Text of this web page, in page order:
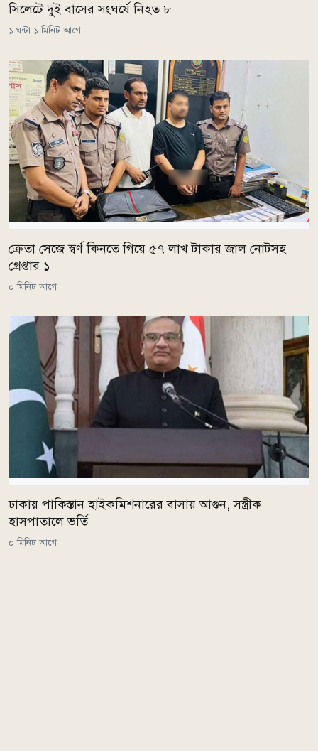
সিলেটে দুই বাসের সংঘর্ষে নিহত ৮
১ ঘন্টা ১ মিনিট আগে
ক্রেতা সেজে স্বর্ণ কিনতে গিয়ে ৫৭ লাখ টাকার জাল নোটসহ
গ্রেপ্তার ১
০ মিনিট আগে
ঢাকায় পাকিস্তান হাইকমিশনারের বাসায় আগুন, সস্ত্রীক
হাসপাতালে ভর্তি
০ মিনিট আগে